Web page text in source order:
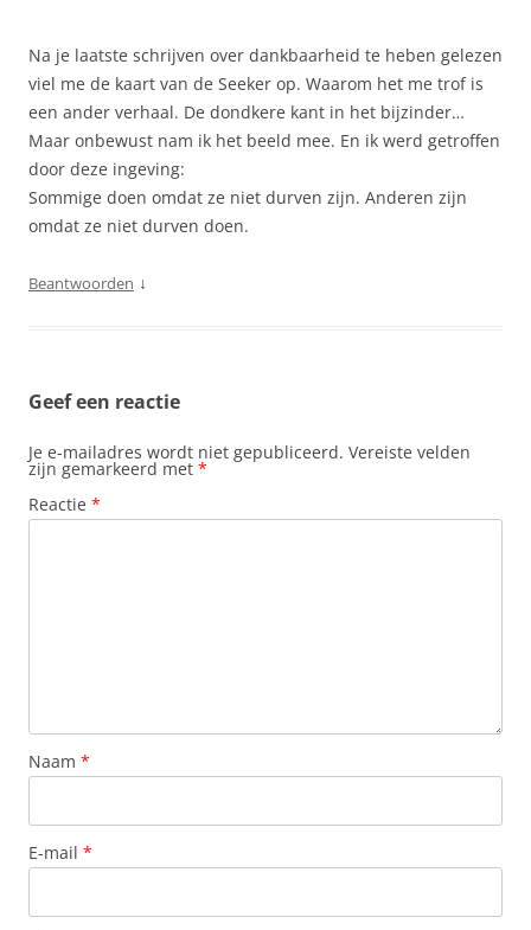
Na je laatste schrijven over dankbaarheid te heben gelezen
viel me de kaart van de Seeker op. Waarom het me trof is
een ander verhaal. De dondkere kant in het bijzinder…
Maar onbewust nam ik het beeld mee. En ik werd getroffen
door deze ingeving:
Sommige doen omdat ze niet durven zijn. Anderen zijn
omdat ze niet durven doen.
Beantwoorden ↓
Geef een reactie
Je e-mailadres wordt niet gepubliceerd. Vereiste velden
zijn gemarkeerd met *
Reactie *
Naam *
E-mail *